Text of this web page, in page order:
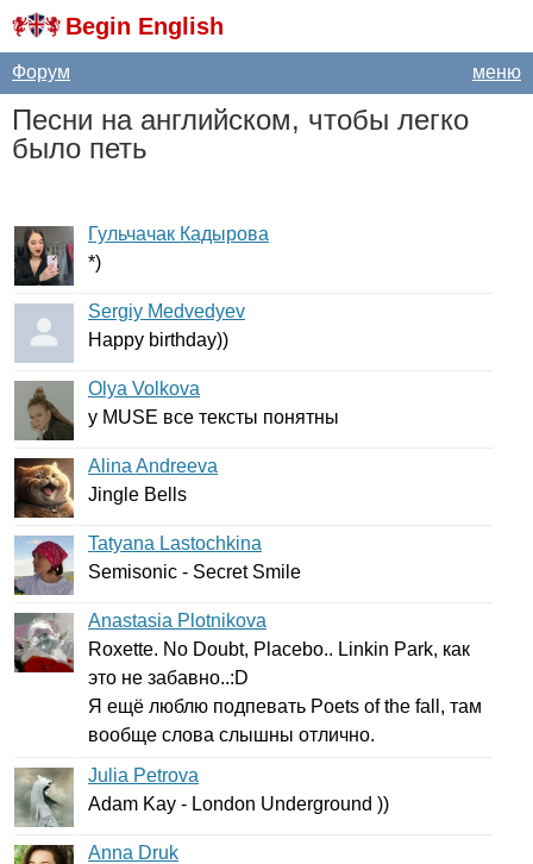
Begin English
меню
Форум
Песни на английском, чтобы легко
было петь
Гульчачак Кадырова
*)
Sergiy Medvedyev
Happy birthday))
Olya Volkova
у MUSE все тексты понятны
Alina Andreeva
Jingle Bells
Tatyana Lastochkina
Semisonic - Secret Smile
Anastasia Plotnikova
Roxette. No Doubt, Placebo.. Linkin Park, как
это не забавно..:D
Я ещё люблю подпевать Poets of the fall , там
вообще слова слышны отлично.
Julia Petrova
Adam Kay - London Underground ))
Anna Druk